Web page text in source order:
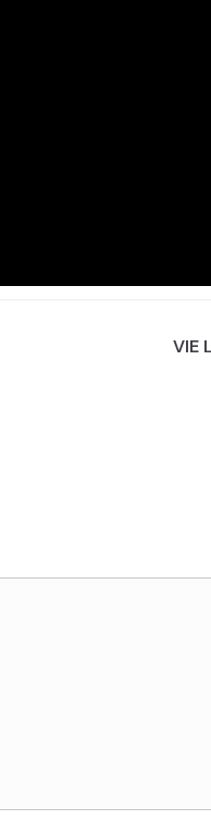
VIE